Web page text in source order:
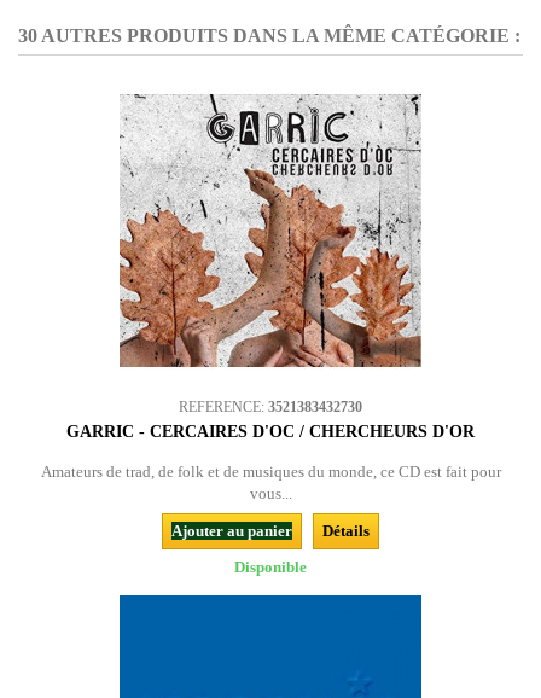
30 AUTRES PRODUITS DANS LA MÊME CATÉGORIE :
REFERENCE: 3521383432730
GARRIC - CERCAIRES D'OC / CHERCHEURS D'OR
Amateurs de trad, de folk et de musiques du monde, ce CD est fait pour
vous...
Ajouter au panier
Détails
Disponible